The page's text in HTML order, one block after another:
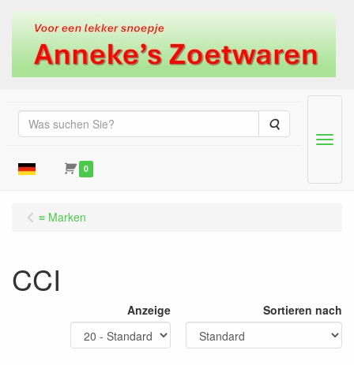
Suche
0
Menu
≡ Marken
CCI
Anzeige Sortieren nach